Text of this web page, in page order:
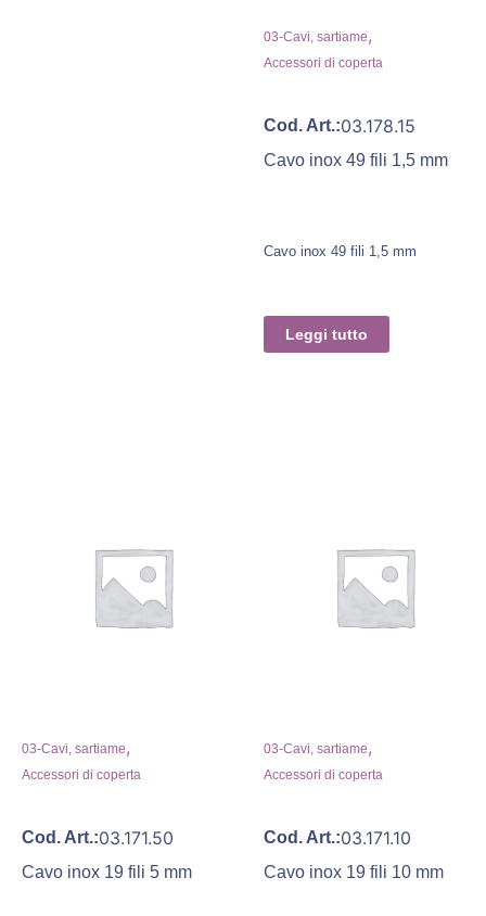
03-Cavi, sartiame,
Accessori di coperta
Cod. Art.:03.178.15
Cavo inox 49 fili 1,5 mm
Cavo inox 49 fili 1,5 mm
Leggi tutto
03-Cavi, sartiame,
Accessori di coperta
Cod. Art.:03.171.50
Cavo inox 19 fili 5 mm
03-Cavi, sartiame,
Accessori di coperta
Cod. Art.:03.171.10
Cavo inox 19 fili 10 mm